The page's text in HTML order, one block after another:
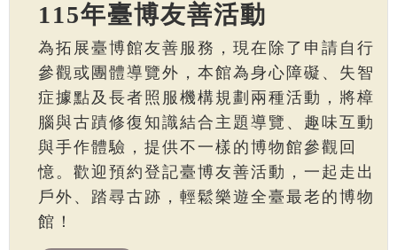
115年臺博友善活動
為拓展臺博館友善服務，現在除了申請自行
參觀或團體導覽外，本館為身心障礙、失智
症據點及長者照服機構規劃兩種活動，將樟
腦與古蹟修復知識結合主題導覽、趣味互動
與手作體驗，提供不一樣的博物館參觀回
憶。歡迎預約登記臺博友善活動，一起走出
戶外、踏尋古跡，輕鬆樂遊全臺最老的博物
館！